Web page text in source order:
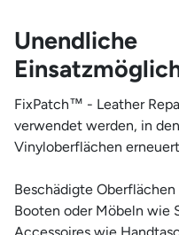
Unendliche
FixPatch™ - Leather
verwendet werden, in
Vinyloberflächen
Beschädigte
Booten oder Möbeln wie